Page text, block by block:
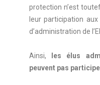
protection n’est
leur participation
d’administration de
Ainsi,
les élus
peuvent pas